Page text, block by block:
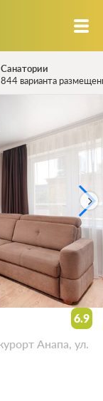
Санатории
844 варианта
Анапа, ул.
6.9